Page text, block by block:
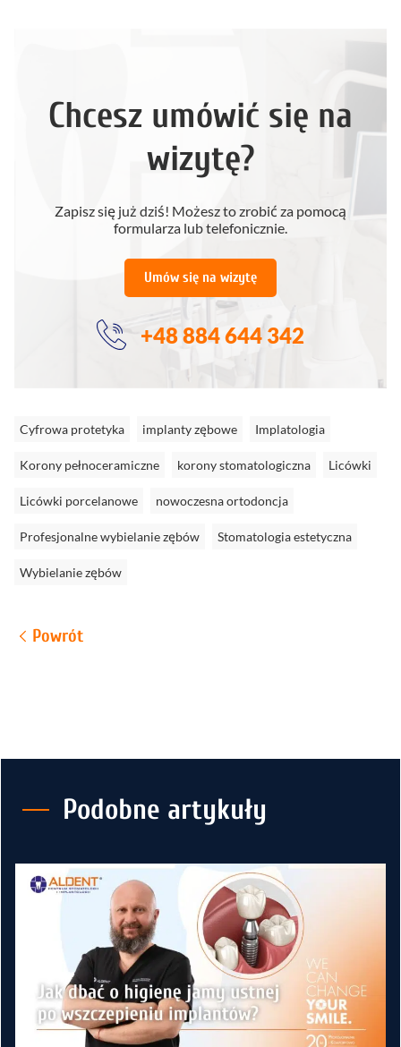
Chcesz umówić się na
wizytę?
Zapisz się już dziś! Możesz to zrobić za pomocą
formularza lub telefonicznie.
Umów się na wizytę
+48 884 644 342
Cyfrowa protetyka implanty zębowe Implatologia
Korony pełnoceramiczne korony stomatologiczna Licówki
Licówki porcelanowe nowoczesna ortodoncja
Profesjonalne wybielanie zębów Stomatologia estetyczna
Wybielanie zębów
Powrót
Podobne artykuły